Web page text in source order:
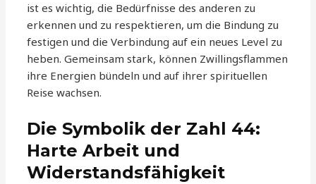
ist es wichtig, die Bedürfnisse des anderen zu
erkennen und zu respektieren, um die Bindung zu
festigen und die Verbindung auf ein neues Level zu
heben. Gemeinsam stark, können Zwillingsflammen
ihre Energien bündeln und auf ihrer spirituellen
Reise wachsen.
Die Symbolik der Zahl 44:
Harte Arbeit und
Widerstandsfähigkeit